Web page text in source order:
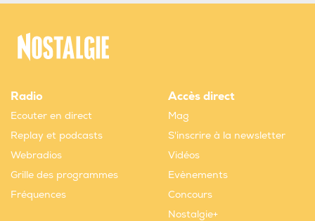
Radio
Ecouter en direct
Replay et podcasts
Webradios
Grille des programmes
Fréquences
Accès direct
Mag
S'inscrire à la newsletter
Vidéos
Evènements
Concours
Nostalgie+